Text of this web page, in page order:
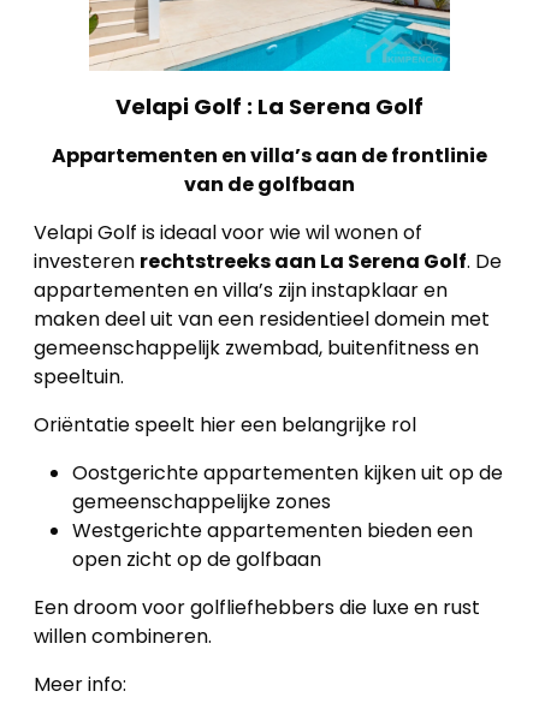
kantoor
werkwijze
Contacteer
Blog
Cookies
Velapi Golf : La Serena Golf
Appartementen en villa’s aan de frontlinie
van de golfbaan
Velapi Golf is ideaal voor wie wil wonen of
investeren rechtstreeks aan La Serena Golf. De
appartementen en villa’s zijn instapklaar en
maken deel uit van een residentieel domein met
gemeenschappelijk zwembad, buitenfitness en
speeltuin.
Oriëntatie speelt hier een belangrijke rol
Oostgerichte appartementen kijken uit op de
gemeenschappelijke zones
Westgerichte appartementen bieden een
open zicht op de golfbaan
Een droom voor golfliefhebbers die luxe en rust
willen combineren.
Meer info: